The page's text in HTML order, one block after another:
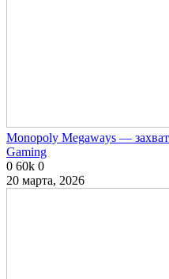
Monopoly Megaways —
Gaming
0 60k 0
20 марта, 2026